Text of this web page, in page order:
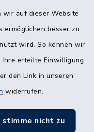
wir auf dieser Website
ermöglichen besser zu
wird. So können wir
erteilte Einwilligung
den Link in unseren
widerrufen.
stimme nicht zu
zu unseren